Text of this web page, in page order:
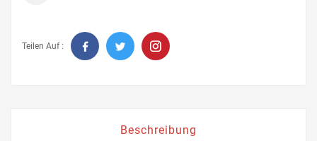
Teilen Auf :
Beschreibung